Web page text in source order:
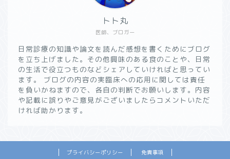
医師、ブロガー
トト丸
日常診療の知識や論文を読んだ感想を書くためにブログ
を立ち上げました。その他興味のある食のことや、日常
の生活で役立つものなどシェアしていければと思ってい
ます。 ブログの内容の実臨床への応用に関しては責任
を負いかねますので、各自の判断でお願いします。内容
や記載に誤りやご意見がございましたらコメントいただ
ければ助かります。
プライバシーポリシー 免責事項